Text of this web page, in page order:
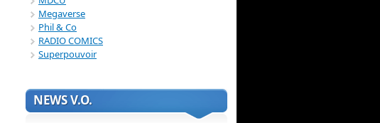
Megaverse
Phil & Co
RADIO COMICS
Superpouvoir
NEWS V.O.